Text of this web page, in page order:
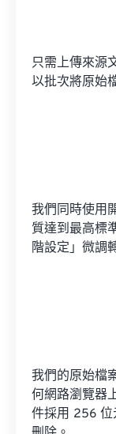
只需上傳來源
以批次將原始
我們同時使用
質達到最高標
階設定」微調
我們的原始檔
何網路瀏覽器
件採用 256 位